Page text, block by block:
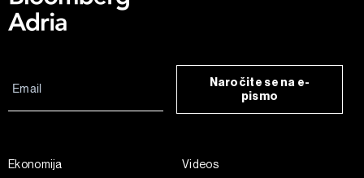
Naročite se na e-
pismo
Ekonomija
Videos